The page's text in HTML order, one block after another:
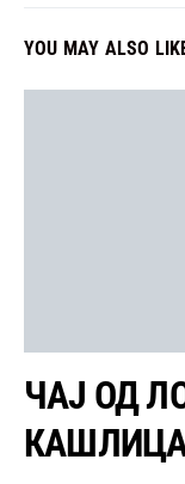
YOU MAY ALSO
ЧАЈ ОД